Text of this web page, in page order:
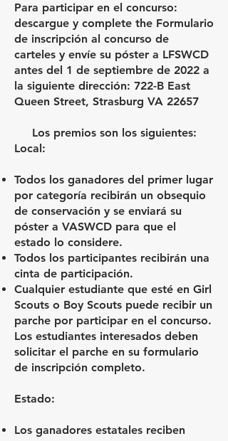
Para participar en el concurso:
descargue y complete the Formulario
de inscripción al concurso de
carteles y envíe su póster a LFSWCD
antes del 1 de septiembre de 2022 a
la siguiente dirección: 722-B East
Queen Street, Strasburg VA 22657
Los premios son los siguientes:
Local:
Todos los ganadores del primer lugar
por categoría recibirán un obsequio
de conservación y se enviará su
póster a VASWCD para que el
estado lo considere.
Todos los participantes recibirán una
cinta de participación.
Cualquier estudiante que esté en Girl
Scouts o Boy Scouts puede recibir un
parche por participar en el concurso.
Los estudiantes interesados deben
solicitar el parche en su formulario
de inscripción completo.
Estado:
Los ganadores estatales reciben